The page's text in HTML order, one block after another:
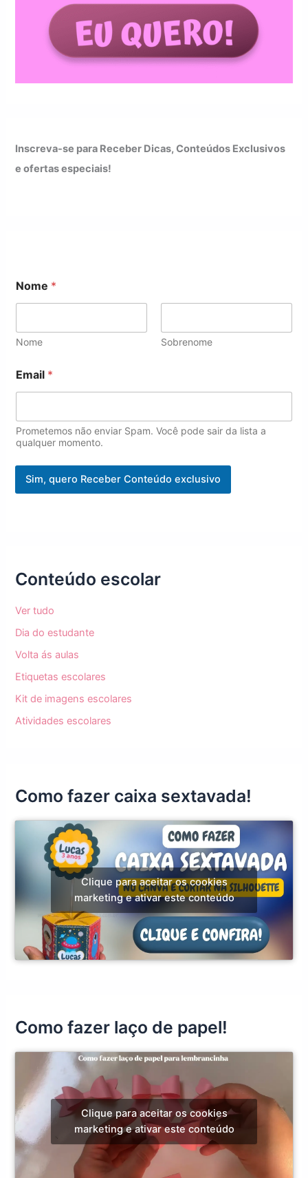
Inscreva-se para Receber Dicas, Conteúdos Exclusivos
e ofertas especiais!
Nome *
Nome Sobrenome
E
m
l
*
Email *
Prometemos não enviar Spam. Você pode sair da lista a
qualquer momento.
Sim, quero Receber Conteúdo exclusivo
Conteúdo escolar
Ver tudo
Dia do estudante
Volta ás aulas
Etiquetas escolares
Kit de imagens escolares
Atividades escolares
Como fazer caixa sextavada!
Clique para aceitar os cookies
marketing e ativar este conteúdo
Como fazer laço de papel!
Clique para aceitar os cookies
marketing e ativar este conteúdo